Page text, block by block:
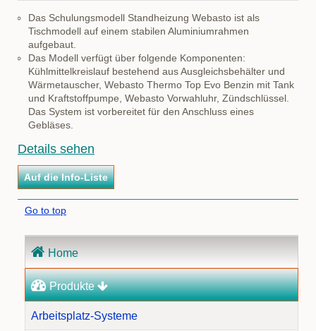
Das Schulungsmodell Standheizung Webasto ist als
Tischmodell auf einem stabilen Aluminiumrahmen
aufgebaut.
Das Modell verfügt über folgende Komponenten:
Kühlmittelkreislauf bestehend aus Ausgleichsbehälter und
Wärmetauscher, Webasto Thermo Top Evo Benzin mit Tank
und Kraftstoffpumpe, Webasto Vorwahluhr, Zündschlüssel.
Das System ist vorbereitet für den Anschluss eines
Gebläses.
Details sehen
Go to top
überspringen
Home
Produkte
Arbeitsplatz-Systeme